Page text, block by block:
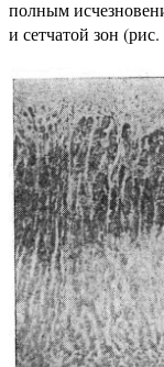
полным
и сетчатой зон (рис.